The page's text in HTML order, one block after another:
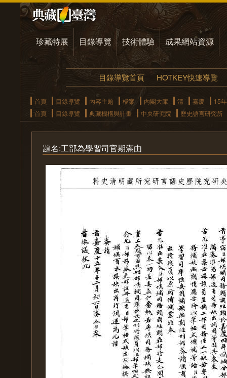
珍藏特展 目錄導覽 技術體驗 成果網站資源
目錄導覽首頁 HOTKEY快速導覽
首頁 目錄導覽 內容主題 檔案 內閣大庫 清 嘉慶
15年
首頁
目錄導覽 典藏機構與計畫 中央研究院 歷史語言研究所
題名:工部為學習司官期滿由